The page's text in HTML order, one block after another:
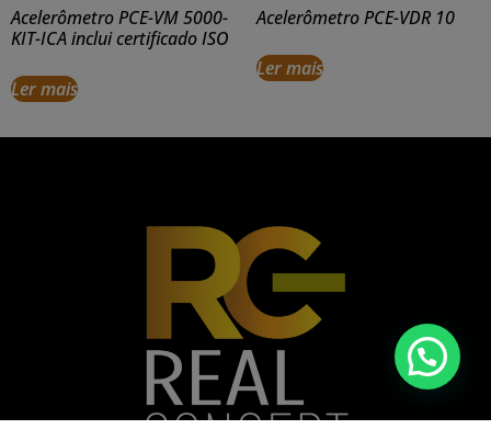
Acelerômetro PCE-VM 5000-
KIT-ICA inclui certificado ISO
Ler mais
Acelerômetro PCE-VDR 10
Ler mais